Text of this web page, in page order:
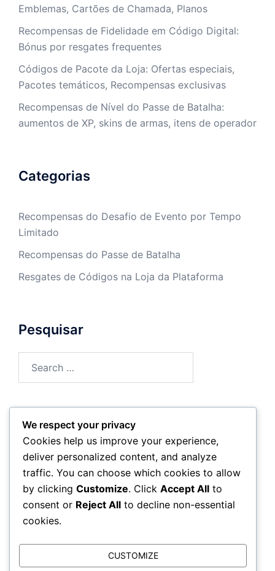
Emblemas, Cartões de Chamada, Planos
Recompensas de Fidelidade em Código Digital:
Bónus por resgates frequentes
Códigos de Pacote da Loja: Ofertas especiais,
Pacotes temáticos, Recompensas exclusivas
Recompensas de Nível do Passe de Batalha:
aumentos de XP, skins de armas, itens de operador
Categorias
Recompensas do Desafio de Evento por Tempo
Limitado
Recompensas do Passe de Batalha
Resgates de Códigos na Loja da Plataforma
Pesquisar
Arquivo
March 2026
February 2026
We respect your privacy
Cookies help us improve your experience,
deliver personalized content, and analyze
traffic. You can choose which cookies to allow
by clicking Customize. Click Accept All to
consent or Reject All to decline non-essential
cookies.
CUSTOMIZE